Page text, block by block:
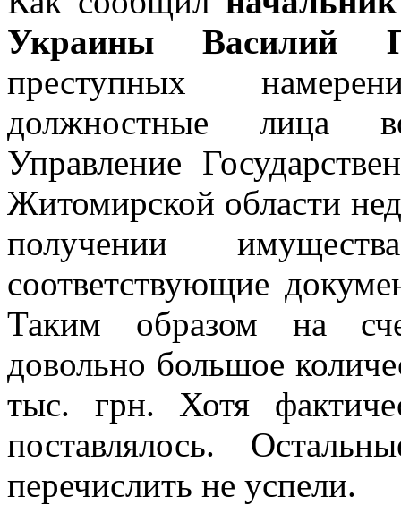
Украины Василий
преступных
должностные лица
Управление
Житомирской области
получении
соответствующие
Таким образом на
довольно большое
тыс. грн. Хотя
поставлялось.
перечислить не успели.